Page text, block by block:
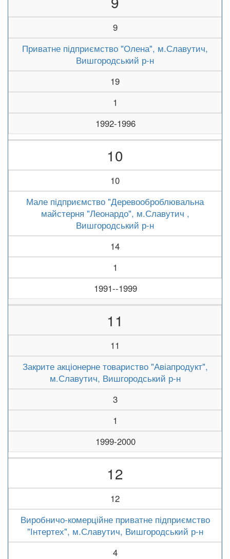
9
Приватне підприємство "Олена", м.Славутич,
Вишгородський р-н
19
1
1992-1996
10
10
Мале підприємство "Деревооброблювальна
майстерня "Леонардо", м.Славутич ,
Вишгородський р-н
14
1
1991--1999
11
11
Закрите акціонерне товариство "Авіапродукт",
м.Славутич, Вишгородський р-н
3
1
1999-2000
12
12
Виробничо-комерційне приватне підприємство
"Інтертех", м.Славутич, Вишгородський р-н
4